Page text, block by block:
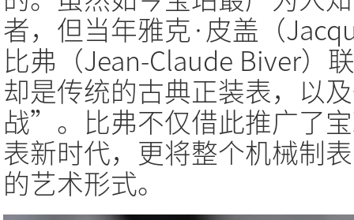
者，但当年雅克·皮盖（
比弗（Jean-Claude Biver）
却是传统的古典正装表，以
战”。比弗不仅借此推广了
表新时代，更将整个机械制
的艺术形式。